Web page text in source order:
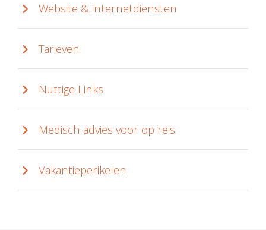
Website & internetdiensten
Tarieven
Nuttige Links
Medisch advies voor op reis
Vakantieperikelen